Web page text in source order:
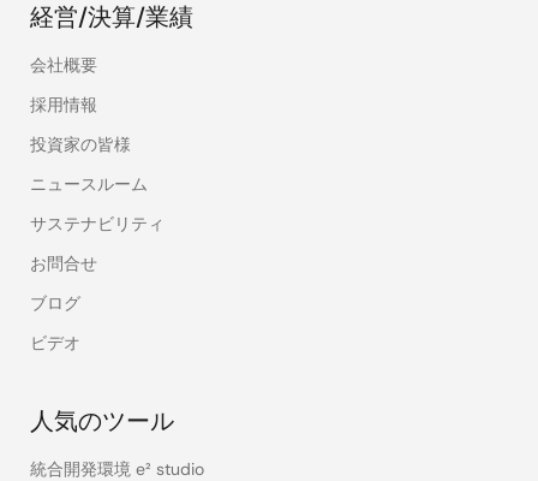
経営/決算/業績
会社概要
採用情報
投資家の皆様
ニュースルーム
サステナビリティ
お問合せ
ブログ
ビデオ
人気のツール
統合開発環境 e² studio